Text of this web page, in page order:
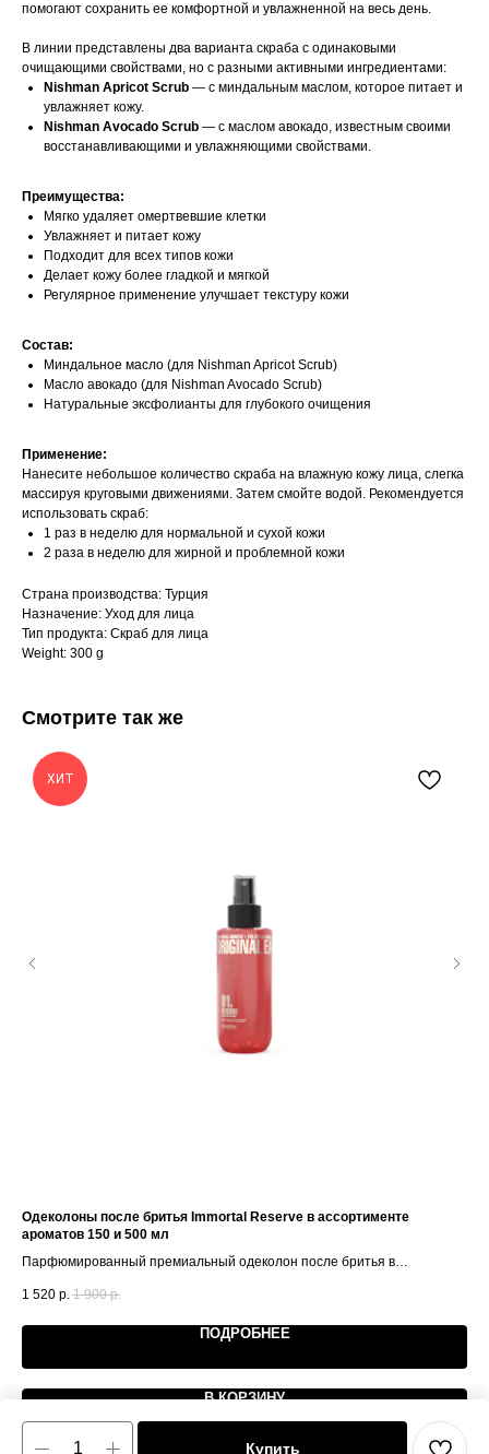
Купить
помогают сохранить ее комфортной и увлажненной на весь день.
В линии представлены два варианта скраба с одинаковыми
очищающими свойствами, но с разными активными ингредиентами:
Nishman Apricot Scrub — с миндальным маслом, которое питает и
увлажняет кожу.
Nishman Avocado Scrub — с маслом авокадо, известным своими
восстанавливающими и увлажняющими свойствами.
Преимущества:
Мягко удаляет омертвевшие клетки
Увлажняет и питает кожу
Подходит для всех типов кожи
Делает кожу более гладкой и мягкой
Регулярное применение улучшает текстуру кожи
Состав:
Миндальное масло (для Nishman Apricot Scrub)
Масло авокадо (для Nishman Avocado Scrub)
Натуральные эксфолианты для глубокого очищения
Применение:
Нанесите небольшое количество скраба на влажную кожу лица, слегка
массируя круговыми движениями. Затем смойте водой. Рекомендуется
использовать скраб:
1 раз в неделю для нормальной и сухой кожи
2 раза в неделю для жирной и проблемной кожи
Страна производства: Турция
Назначение: Уход для лица
Тип продукта: Скраб для лица
Weight: 300 g
Смотрите так же
ХИТ
Одеколоны после бритья Immortal Reserve в ассортименте
ароматов 150 и 500 мл
Парфюмированный премиальный одеколон после бритья в
1 520 р. 1 900 р.
ПОДРОБНЕЕ
В КОРЗИНУ